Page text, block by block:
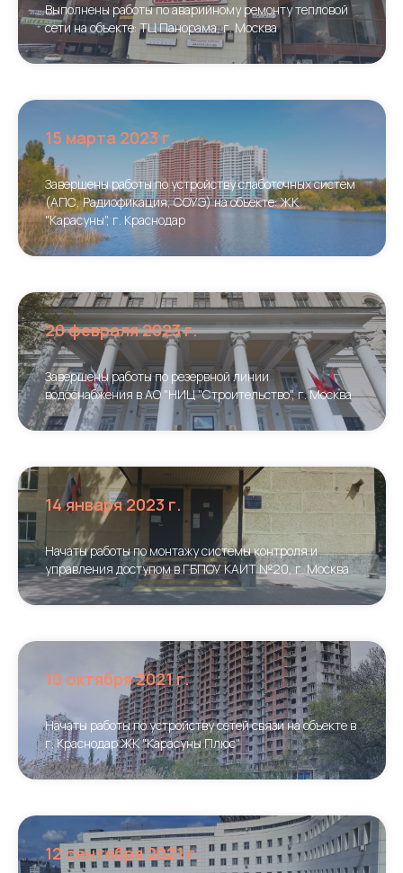
Выполнены работы по аварийному ремонту тепловой
сети на объекте: ТЦ Панорама, г. Москва
15 марта 2023 г.
Завершены работы по устройству слаботочных систем
(АПС, Радиофикация, СОУЭ) на объекте: ЖК
"Карасуны", г. Краснодар
20 февраля 2023 г.
Завершены работы по резервной линии
водоснабжения в АО "НИЦ "Строительство", г. Москва
14 января 2023 г.
Начаты работы по монтажу системы контроля и
управления доступом в ГБПОУ КАИТ №20, г. Москва
10 октября 2021 г.
Начаты работы по устройству сетей связи на объекте в
г. Краснодар ЖК "Карасуны Плюс"
12 сентября 2021 г.